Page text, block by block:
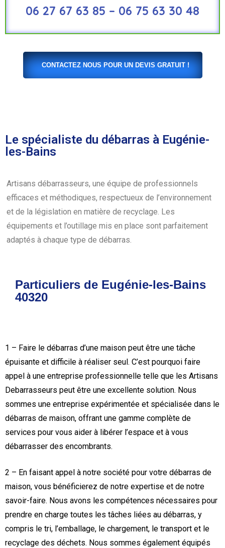
06 27 67 63 85 – 06 75 63 30 48
CONTACTEZ NOUS POUR UN DEVIS GRATUIT !
Le spécialiste du débarras à Eugénie-
les-Bains
Artisans débarrasseurs, une équipe de professionnels
efficaces et méthodiques, respectueux de l’environnement
et de la législation en matière de recyclage. Les
équipements et l’outillage mis en place sont parfaitement
adaptés à chaque type de débarras.
Particuliers de Eugénie-les-Bains
40320
1 – Faire le débarras d’une maison peut être une tâche
épuisante et difficile à réaliser seul. C’est pourquoi faire
appel à une entreprise professionnelle telle que les Artisans
Debarrasseurs peut être une excellente solution. Nous
sommes une entreprise expérimentée et spécialisée dans le
débarras de maison, offrant une gamme complète de
services pour vous aider à libérer l’espace et à vous
débarrasser des encombrants.
2 – En faisant appel à notre société pour votre débarras de
maison, vous bénéficierez de notre expertise et de notre
savoir-faire. Nous avons les compétences nécessaires pour
prendre en charge toutes les tâches liées au débarras, y
compris le tri, l’emballage, le chargement, le transport et le
recyclage des déchets. Nous sommes également équipés